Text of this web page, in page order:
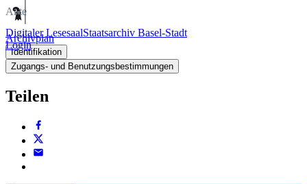
Digitaler LesesaalStaatsarchiv Basel-Stadt
Login
Akte
Archivplan
Identifikation
Zugangs- und Benutzungsbestimmungen
Teilen